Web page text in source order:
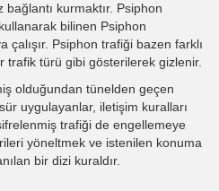
bağlantı kurmaktır. Psiphon
bilinen Psiphon
çalışır. Psiphon trafiği bazen farklı
trafik türü gibi gösterilerek gizlenir.
olduğundan tünelden geçen
uygulayanlar, iletişim kuralları
trafiği de engellemeye
yöneltmek ve istenilen konuma
bir dizi kuraldır.